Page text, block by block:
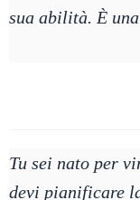
sua abilità. È
Tu sei nato per
devi pianificare